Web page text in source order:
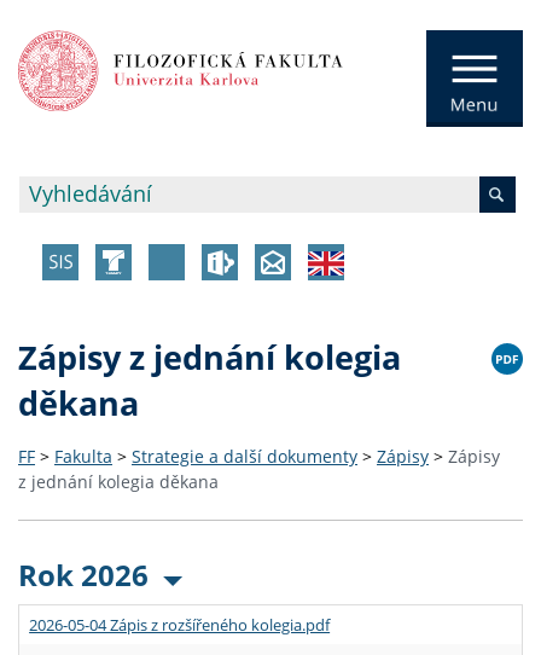
Zápisy z jednání kolegia
děkana
FF > Fakulta > Strategie a další dokumenty > Zápisy > Zápisy
z jednání kolegia děkana
Rok 2026
2026-05-04 Zápis z rozšířeného kolegia.pdf